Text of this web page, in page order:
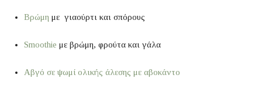
Βρώμη με γιαούρτι και σπόρους
Smoothie με βρώμη, φρούτα και γάλα
Αβγό σε ψωμί ολικής άλεσης με αβοκάντο